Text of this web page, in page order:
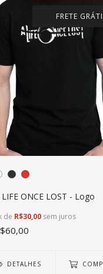
FRETE
LIFE ONCE LOST - Logo
de R$30,00 sem juros
DETALHES